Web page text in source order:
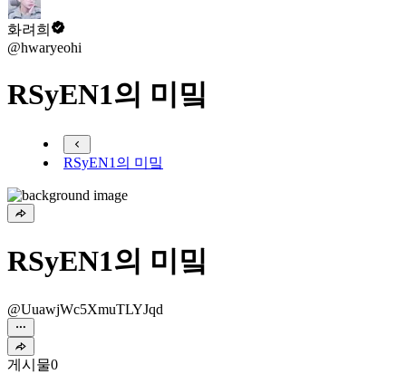
화려희
@hwaryeohi
RSyEN1의 미밐
RSyEN1의 미밐
RSyEN1의 미밐
@UuawjWc5XmuTLYJqd
게시물0